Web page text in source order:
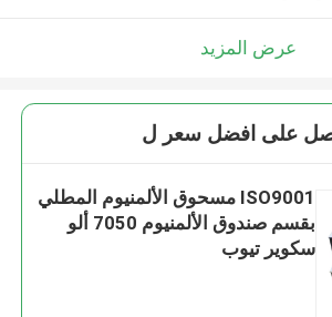
عرض المزيد
على افضل سعر ل
ISO9001 مسحوق الألمنيوم المطلي
بقسم صندوق الألمنيوم 7050 ألو
سكوير تيوب